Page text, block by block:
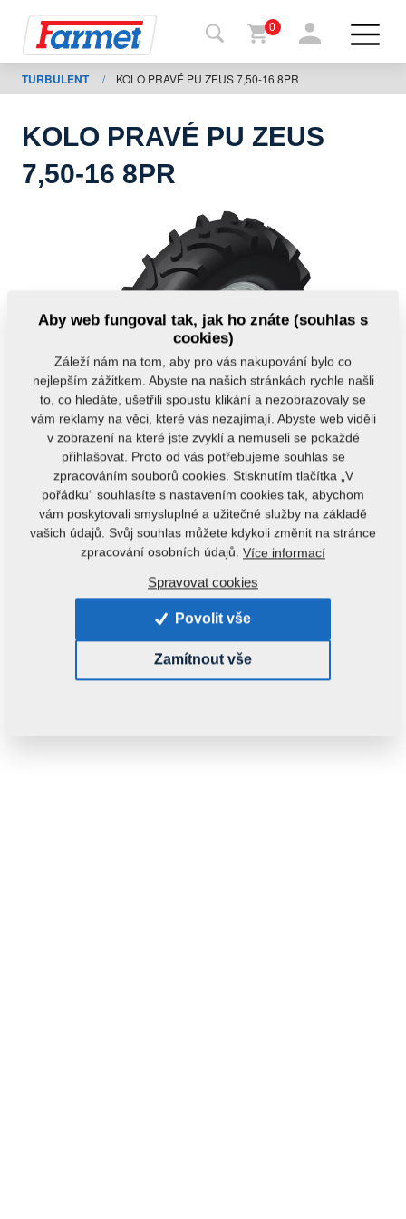
Zpět
na
shop
stažení
0
TURBULENT / KOLO PRAVÉ PU ZEUS 7,50-16 8PR
KOLO PRAVÉ PU ZEUS
7,50-16 8PR
m10082
Tento díl je použitelný i pro následující stroje:
Aby web fungoval tak, jak ho znáte (souhlas s
cookies)
Záleží nám na tom, aby pro vás nakupování bylo co
nejlepším zážitkem. Abyste na našich stránkách rychle našli
to, co hledáte, ušetřili spoustu klikání a nezobrazovaly se
vám reklamy na věci, které vás nezajímají. Abyste web viděli
v zobrazení na které jste zvyklí a nemuseli se pokaždé
přihlašovat. Proto od vás potřebujeme souhlas se
zpracováním souborů cookies. Stisknutím tlačítka „V
pořádku“ souhlasíte s nastavením cookies tak, abychom
vám poskytovali smysluplné a užitečné služby na základě
vašich údajů. Svůj souhlas můžete kdykoli změnit na stránce
zpracování osobních údajů. Více informací
Spravovat cookies
Povolit vše
Zamítnout vše